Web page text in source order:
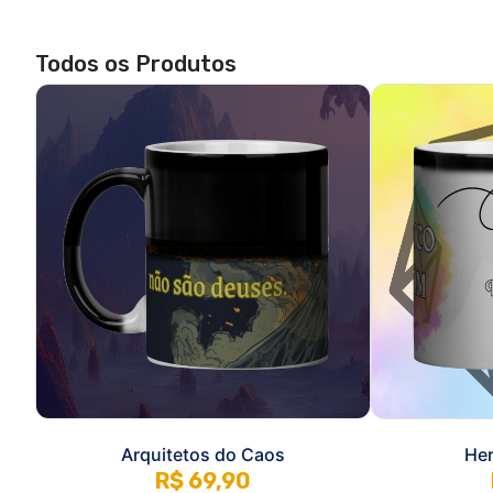
Arquitetos do Caos
R$ 69,90
3x de R$ 23,30 sem juros 3x de